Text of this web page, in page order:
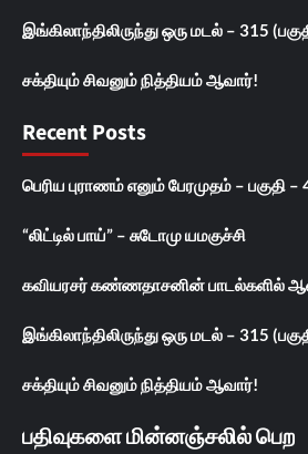
இங்கிலாந்திலிருந்து ஒரு மடல் – 315
சக்தியும் சிவனும் நித்தியம் ஆவார்!
Recent Posts
பெரிய புராணம் எனும் பேரமுதம் – பகுதி –
“லிட்டில் பாய்” – சுடோமு யமகுச்சி
கவியரசர் கண்ணதாசனின் பாடல்களில்
இங்கிலாந்திலிருந்து ஒரு மடல் – 315
சக்தியும் சிவனும் நித்தியம் ஆவார்!
பதிவுகளை மின்னஞ்சலில் பெற